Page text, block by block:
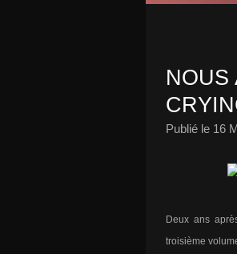
NOUS
Publié le 16
Deux ans
troisième